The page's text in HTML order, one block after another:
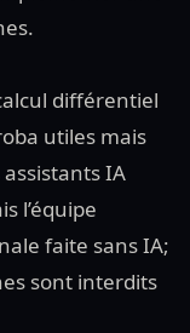
différentiel
utiles mais
IA
l’équipe
faite sans IA;
sont interdits